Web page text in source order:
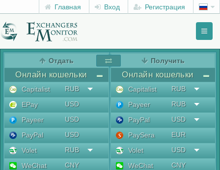
Главная Вход Регистрация
Отдать
Онлайн кошельки
Capitalist
RUB
EPay
USD
Payeer
USD
PayPal
USD
Volet
RUB
WeChat
CNY
Получить
Онлайн кошельки
Capitalist
RUB
Payeer
RUB
PayPal
USD
PaySera
EUR
Volet
USD
WeChat
CNY